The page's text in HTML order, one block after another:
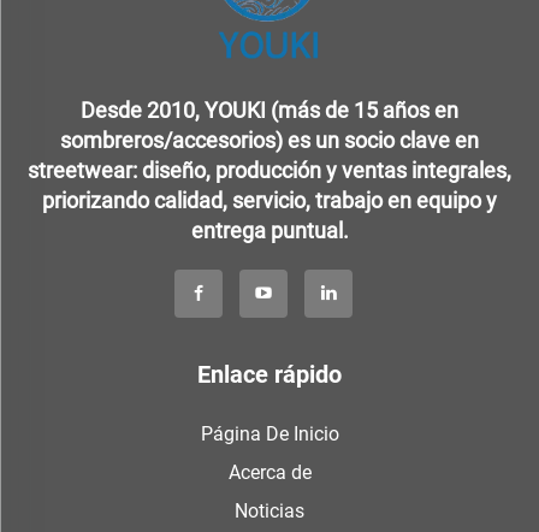
Desde 2010, YOUKI (más de 15 años en
sombreros/accesorios) es un socio clave en
streetwear: diseño, producción y ventas integrales,
priorizando calidad, servicio, trabajo en equipo y
entrega puntual.
Enlace rápido
Página De Inicio
Acerca de
Noticias